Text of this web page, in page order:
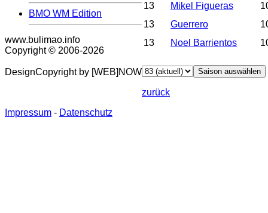
BMO WM Edition
www.bulimao.info
Copyright © 2006-2026
DesignCopyright by [WEB]NOW
13
Mikel Figueras
13
Guerrero
13
Noel Barrientos
zurück
Impressum - Datenschutz